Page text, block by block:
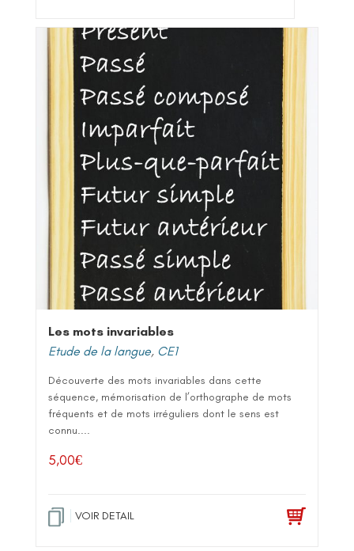
Les mots invariables
Etude de la langue, CE1
Découverte des mots invariables dans cette
séquence, mémorisation de l’orthographe de mots
fréquents et de mots irréguliers dont le sens est
connu....
5,00€
VOIR DETAIL